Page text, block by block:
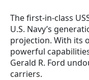
The first-in-class
U.S. Navy’s
projection. With its
powerful
Gerald R. Ford
carriers.